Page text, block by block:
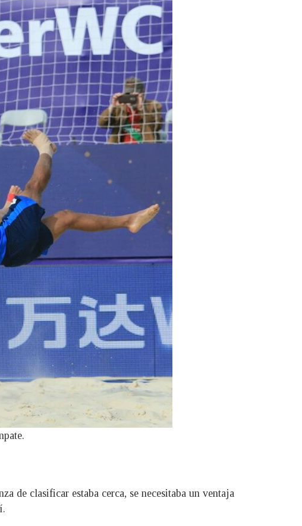
de clasificar estaba cerca, se necesitaba un ventaja